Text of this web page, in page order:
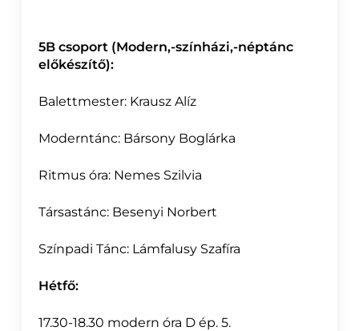
5B csoport (Modern,-színházi,-néptánc
előkészítő):
Balettmester: Krausz Alíz
Moderntánc: Bársony Boglárka
Ritmus óra: Nemes Szilvia
Társastánc: Besenyi Norbert
Színpadi Tánc: Lámfalusy Szafíra
Hétfő:
17.30-18.30 modern óra D ép. 5.